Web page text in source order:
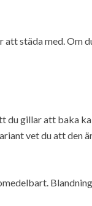
städa med. Om
du gillar att baka
vet du att den